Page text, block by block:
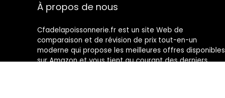
À propos de nous
Cfadelapoissonnerie.fr est un site Web de
comparaison et de révision de prix tout-en-un
moderne qui propose les meilleures offres disponibles
sur Amazon et vous tient au courant des derniers